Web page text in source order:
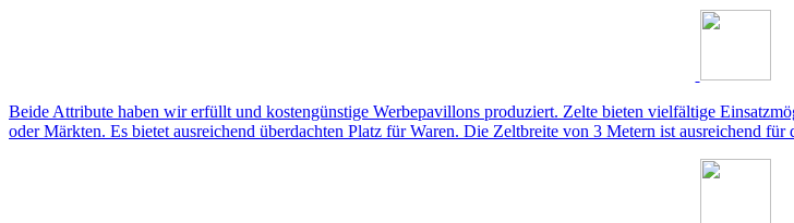
Beide Attribute haben wir erfüllt und kostengünstige Werbepavillons produziert. Zelte bieten vielfältige
oder Märkten. Es bietet ausreichend überdachten Platz für Waren. Die Zeltbreite von 3 Metern ist ausreichend für